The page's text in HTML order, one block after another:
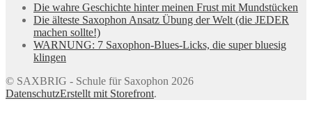
Die wahre Geschichte hinter meinen Frust mit Mundstücken
Die älteste Saxophon Ansatz Übung der Welt (die JEDER
machen sollte!)
WARNUNG: 7 Saxophon-Blues-Licks, die super bluesig
klingen
© SAXBRIG - Schule für Saxophon 2026
DatenschutzErstellt mit Storefront.